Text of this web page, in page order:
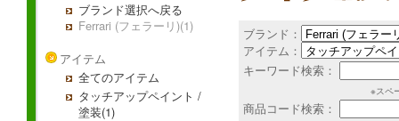
ブランド選択へ戻る
Ferrari (フェラーリ)(1)
アイテム
全てのアイテム
タッチアップペイント /
塗装(1)
ブランド：
アイテム：
キーワード検索：
※スペ
商品コード検索：